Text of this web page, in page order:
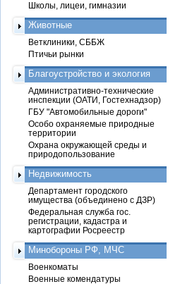
Школы, лицеи, гимназии
Животные
Ветклиники, СББЖ
Птичьи рынки
Благоустройство и экология
Административно-технические
инспекции (ОАТИ, Гостехнадзор)
ГБУ "Автомобильные дороги"
Особо охраняемые природные
территории
Охрана окружающей среды и
природопользование
Недвижимость
Департамент городского
имущества (объединено с ДЗР)
Федеральная служба гос.
регистрации, кадастра и
картографии Росреестр
Минобороны РФ, МЧС
Военкоматы
Военные комендатуры